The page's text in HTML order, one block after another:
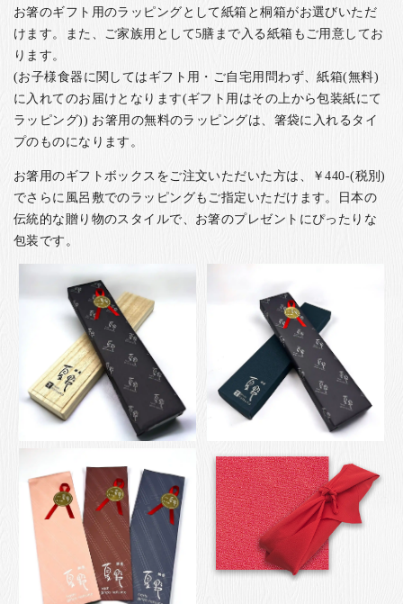
お箸のギフト用のラッピングとして紙箱と桐箱がお選びいただ
けます。また、ご家族用として5膳まで入る紙箱もご用意してお
ります。
(お子様食器に関してはギフト用・ご自宅用問わず、紙箱(無料)
に入れてのお届けとなります(ギフト用はその上から包装紙にて
ラッピング)) お箸用の無料のラッピングは、箸袋に入れるタイ
プのものになります。
お箸用のギフトボックスをご注文いただいた方は、￥440-(税別)
でさらに風呂敷でのラッピングもご指定いただけます。日本の
伝統的な贈り物のスタイルで、お箸のプレゼントにぴったりな
包装です。